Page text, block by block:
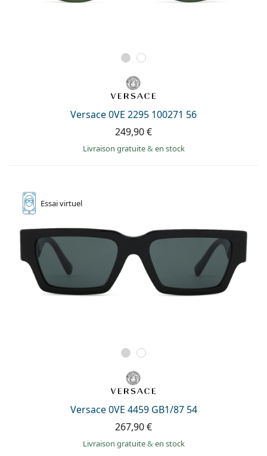
Versace 0VE 2295 100271 56
249,90 €
Livraison gratuite& en stock
Essaivirtuel
Versace 0VE 4459 GB1/87 54
267,90 €
Livraison gratuite& en stock